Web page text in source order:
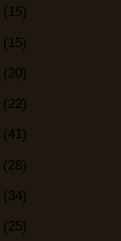
(15)
(15)
(20)
(22)
(41)
(28)
(34)
(25)